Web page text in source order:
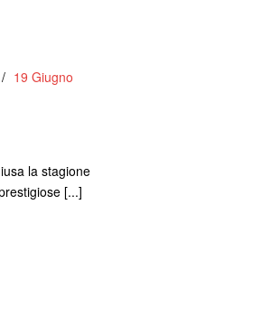
19 Giugno
la stagione
[...]